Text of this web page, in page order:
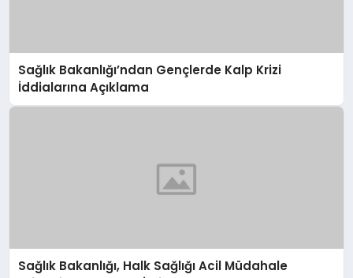
Sağlık Bakanlığı’ndan Gençlerde Kalp Krizi
İddialarına Açıklama
Sağlık Bakanlığı, Halk Sağlığı Acil Müdahale